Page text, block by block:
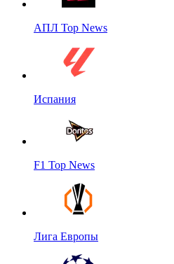
АПЛ Top News
Испания
F1 Top News
Лига Европы